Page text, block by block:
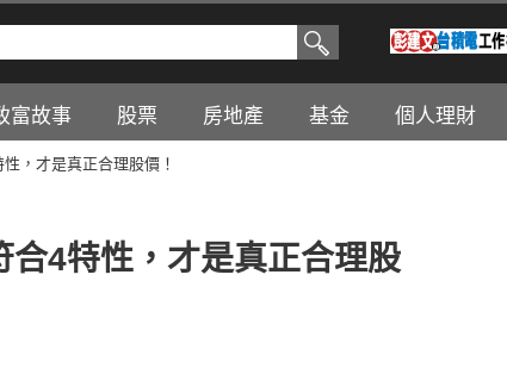
富故事 股票 房地產 基金 個人理財
，才是真正合理股價！
4特性，才是真正合理股